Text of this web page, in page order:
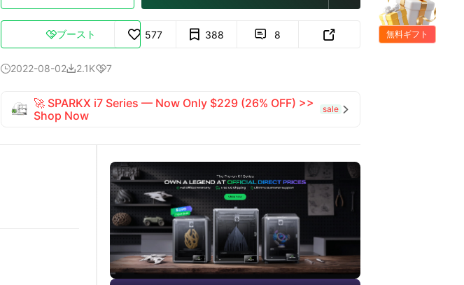
ブースト 577 388  8 
2022-08-022.1K7
🚀 SPARKX i7 Series — Now Only $229 (26% OFF) >>
Shop Now
sale 
無料ギフト